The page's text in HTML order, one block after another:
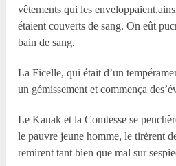
vêtements qui les
étaient couverts de sang. On eût
bain de sang.
La Ficelle, qui était d’un
un gémissement et commença
Le Kanak et la Comtesse se
le pauvre jeune homme, le tirèrent
remirent tant bien que mal sur